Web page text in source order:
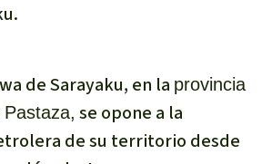
Minería
Agrotoxicos
de Sarayaku, en la provincia
se opone a la
de su territorio desde